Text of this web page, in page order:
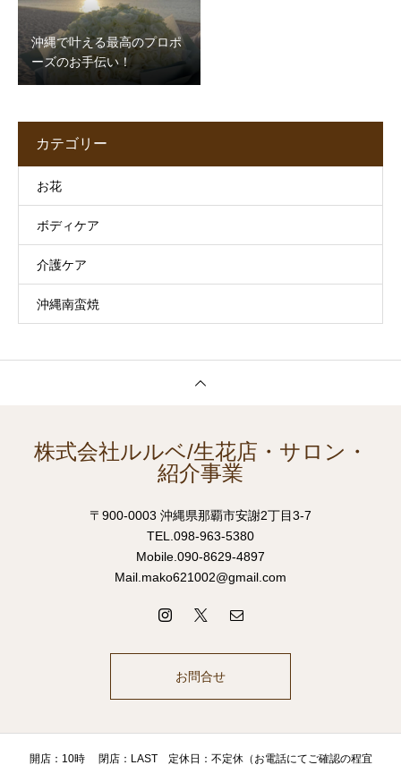
沖縄で叶える最高のプロポ
ーズのお手伝い！
カテゴリー
お花
ボディケア
介護ケア
沖縄南蛮焼
株式会社ルルベ/生花店・サロン・
紹介事業
〒900-0003 沖縄県那覇市安謝2丁目3-7
TEL.098-963-5380
Mobile.090-8629-4897
Mail.mako621002@gmail.com
お問合せ
開店：10時 閉店：LAST 定休日：不定休（お電話にてご確認の程宜